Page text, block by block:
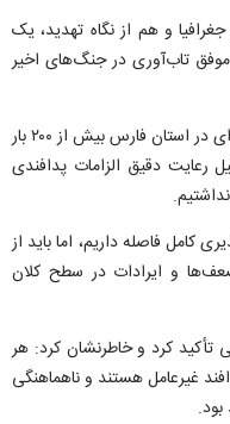
و هم از نگاه تهدید، یک
موفق تاب‌آوری در جنگ‌های اخیر
وی تصریح کرد: در جریان جنگ رمضان، نقطه‌ای در استان فارس بیش از ۲۰۰ بار
رعایت دقیق الزامات پدافندی
کامل فاصله داریم، اما باید از
و ایرادات در سطح کلان
تأکید کرد و خاطرنشان کرد: هر
غیرعامل هستند و ناهماهنگی